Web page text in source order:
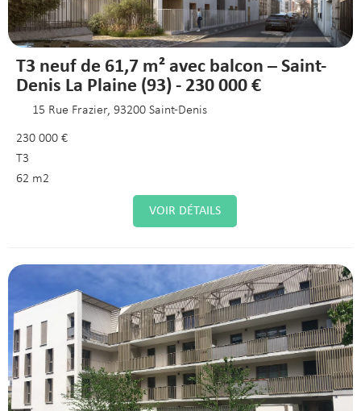
T3 neuf de 61,7 m² avec balcon – Saint-
Denis La Plaine (93) - 230 000 €
15 Rue Frazier, 93200 Saint-Denis
230 000 €
T3
62 m2
VOIR DÉTAILS